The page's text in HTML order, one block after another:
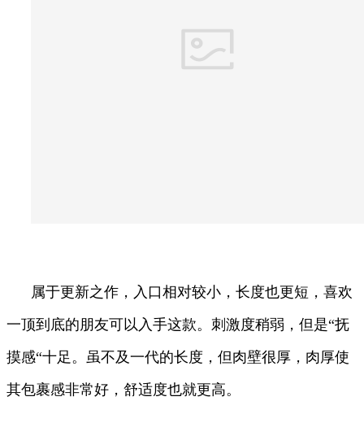
属于更新之作，入口相对较小，长度也更短，喜欢
一顶到底的朋友可以入手这款。刺激度稍弱，但是“抚
摸感“十足。虽不及一代的长度，但肉壁很厚，肉厚使
其包裹感非常好，舒适度也就更高。